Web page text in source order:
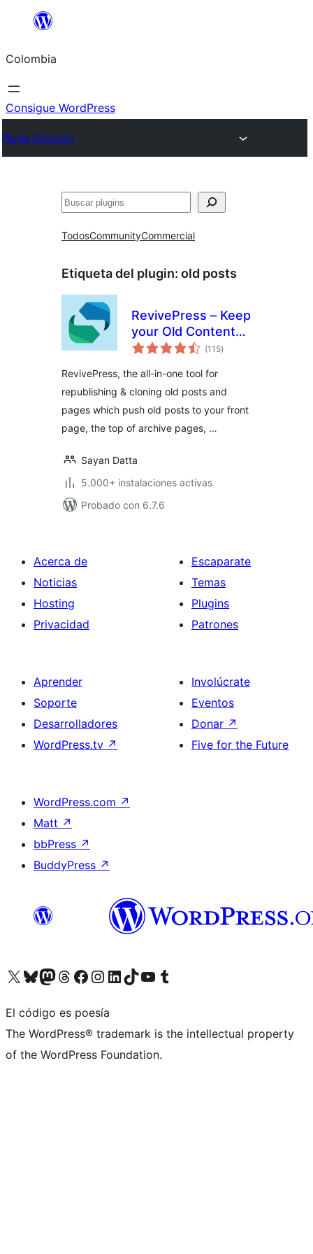
Saltar
contenido
Colombia
Consigue WordPress
Plugin Directory
Buscar
TodosCommunityCommercial
Etiqueta del plugin: old posts
RevivePress – Keep
your Old Content
Evergreen
(115total
de
)
RevivePress, the all-in-one tool for
republishing & cloning old posts and
pages which push old posts to your front
page, the top of archive pages, …
Sayan Datta
5.000+ instalaciones activas
Probado con 6.7.6
Acerca de
Noticias
Hosting
Privacidad
Escaparate
Temas
Plugins
Patrones
Aprender
Soporte
Desarrolladores
WordPress.tv ↗
Involúcrate
Eventos
Donar ↗
Five for the Future
WordPress.com ↗
Matt ↗
bbPress ↗
BuddyPress ↗
Visita nuestra cuenta de X (anteriormente Twitter)
Visita nuestra cuenta de Bluesky
Visita nuestra cuenta de Mastodon
Visita nuestra cuenta de Threads
Visita nuestra página de Facebook
Visita nuestra cuenta de Instagram
Visita nuestra cuenta de LinkedIn
Visita nuestra cuenta de TikTok
Visita nuestro canal de YouTube
Visita nuestra cuenta de Tumblr
El código es poesía
The WordPress® trademark is the intellectual property
of the WordPress Foundation.